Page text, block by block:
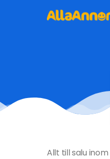
Allt till salu inom